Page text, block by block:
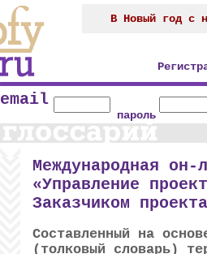
В Новый год с
email
пароль
Международная он-
«Управление
Заказчиком
Составленный на
(толковый словарь)